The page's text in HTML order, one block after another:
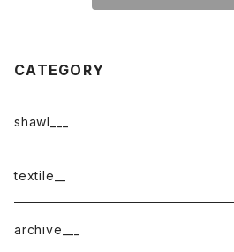
CATEGORY
shawl___
cotton
border
cotton × wool
textile__
織物
archive___